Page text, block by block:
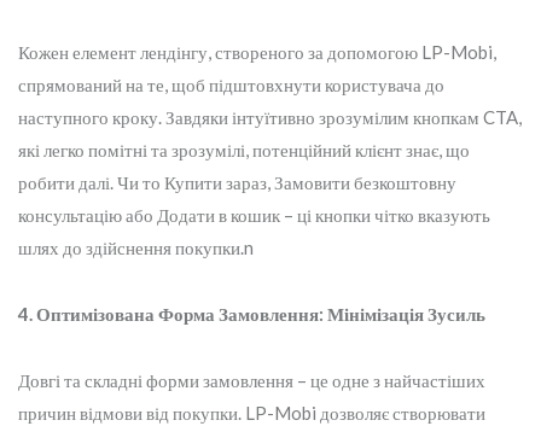
Кожен елемент лендінгу, створеного за допомогою LP-Mobi,
спрямований на те, щоб підштовхнути користувача до
наступного кроку. Завдяки інтуїтивно зрозумілим кнопкам CTA,
які легко помітні та зрозумілі, потенційний клієнт знає, що
робити далі. Чи то Купити зараз, Замовити безкоштовну
консультацію або Додати в кошик – ці кнопки чітко вказують
шлях до здійснення покупки.n
4. Оптимізована Форма Замовлення: Мінімізація Зусиль
Довгі та складні форми замовлення – це одне з найчастіших
причин відмови від покупки. LP-Mobi дозволяє створювати